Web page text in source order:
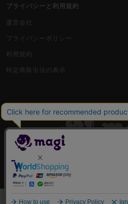
プライバシーと利用規約
運営会社
プライバシーポリシー
利用規約
特定商取引法の表示
古物商許可番号 株式会社ジラフ 東京
COPYRIGHT ©